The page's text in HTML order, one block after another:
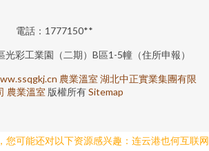
電話：1777150**
彩工業園（二期）B區1-5幢（住所申報）
農業溫室 湖北中正實業集團有限
農業溫室 版權所有Sitemap
您可能还对以下资源感兴趣：连云港也何互联网